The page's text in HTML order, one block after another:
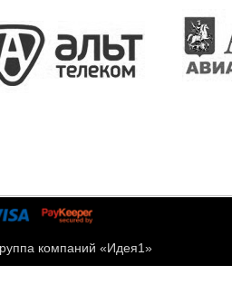
компаний «Идея1»